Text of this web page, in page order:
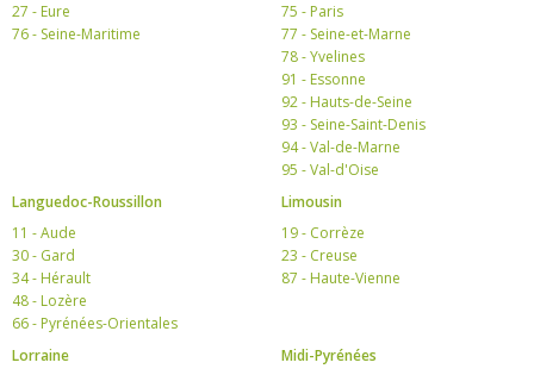
27 - Eure
76 - Seine-Maritime
75 - Paris
77 - Seine-et-Marne
78 - Yvelines
91 - Essonne
92 - Hauts-de-Seine
93 - Seine-Saint-Denis
94 - Val-de-Marne
95 - Val-d'Oise
Languedoc-Roussillon
11 - Aude
30 - Gard
34 - Hérault
48 - Lozère
66 - Pyrénées-Orientales
Limousin
19 - Corrèze
23 - Creuse
87 - Haute-Vienne
Lorraine
Midi-Pyrénées